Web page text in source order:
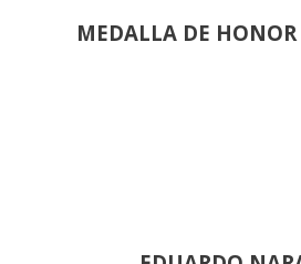
MEDALLA DE HONOR